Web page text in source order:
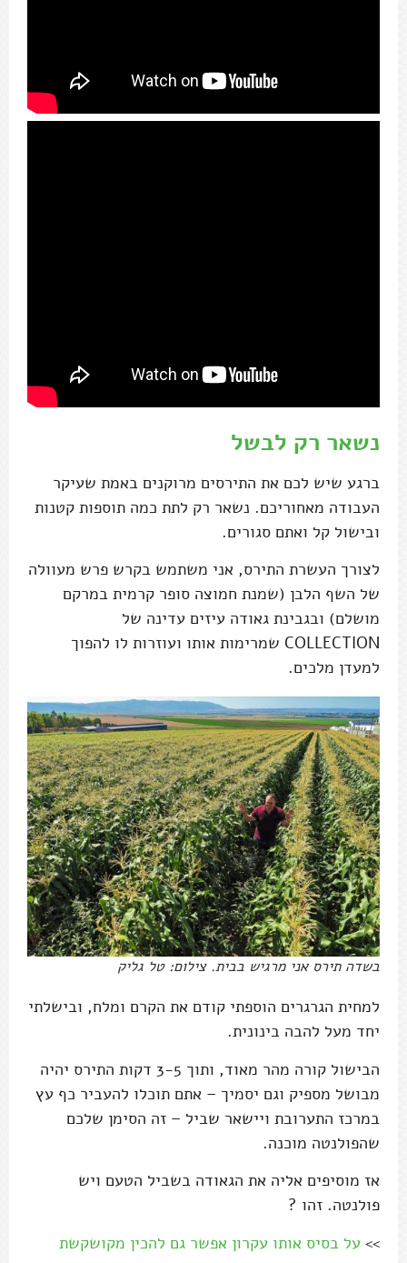
נשאר רק לבשל
ברגע שיש לכם את התירסים מרוקנים באמת שעיקר
העבודה מאחוריכם. נשאר רק לתת כמה תוספות קטנות
ובישול קל ואתם סגורים.
לצורך העשרת התירס, אני משתמש בקרש פרש מעוולה
של השף הלבן (שמנת חמוצה סופר קרמית במרקם
מושלם) ובגבינת גאודה עיזים עדינה של
COLLECTION שמרימות אותו ועוזרות לו להפוך
למעדן מלכים.
בשדה תירס אני מרגיש בבית. צילום: טל גליק
למחית הגרגרים הוספתי קודם את הקרם ומלח, ובישלתי
יחד מעל להבה בינונית.
הבישול קורה מהר מאוד, ותוך 3-5 דקות התירס יהיה
מבושל מספיק וגם יסמיך – אתם תוכלו להעביר כף עץ
במרכז התערובת ויישאר שביל – זה הסימן שלכם
שהפולנטה מוכנה.
אז מוסיפים אליה את הגאודה בשביל הטעם ויש
פולנטה. זהו ?
>> על בסיס אותו עקרון אפשר גם להכין מקושקשת